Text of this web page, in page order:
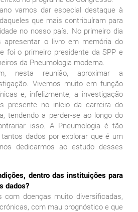
vamos dar especial destaque à
que mais contribuíram para
no nosso país. No primeiro dia
apresentar o livro em memória do
foi o primeiro presidente da SPP e
da Pneumologia moderna.
nesta reunião, aproximar a
Vivemos muito em função
e, infelizmente, a investigação
presente no início da carreira do
tendendo a perder-se ao longo do
isso. A Pneumologia é tão
dados por explorar que é um
dedicarmos ao estudo desses
dentro das instituições para
dados?
com doenças muito diversificadas,
com mau prognóstico e que